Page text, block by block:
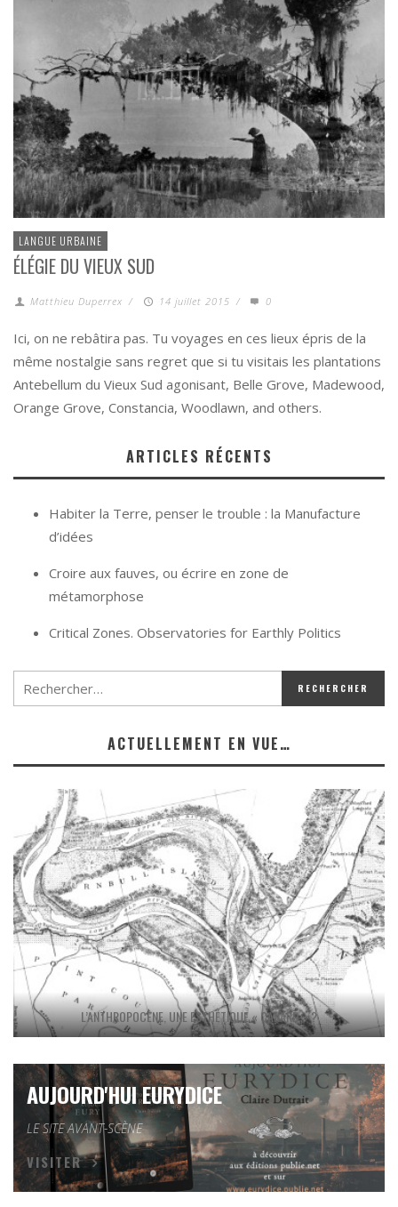
LANGUE URBAINE
ÉLÉGIE DU VIEUX SUD
Matthieu Duperrex / 14 juillet 2015 / 0
Ici, on ne rebâtira pas. Tu voyages en ces lieux épris de la
même nostalgie sans regret que si tu visitais les plantations
Antebellum du Vieux Sud agonisant, Belle Grove, Madewood,
Orange Grove, Constancia, Woodlawn, and others.
ARTICLES RÉCENTS
Habiter la Terre, penser le trouble : la Manufacture
d’idées
Croire aux fauves, ou écrire en zone de
métamorphose
Critical Zones. Observatories for Earthly Politics
ACTUELLEMENT EN VUE…
L’ANTHROPOCÈNE, UNE ESTHÉTIQUE « CANARD » ?
AUJOURD'HUI EURYDICE
LE SITE AVANT-SCÈNE
VISITER